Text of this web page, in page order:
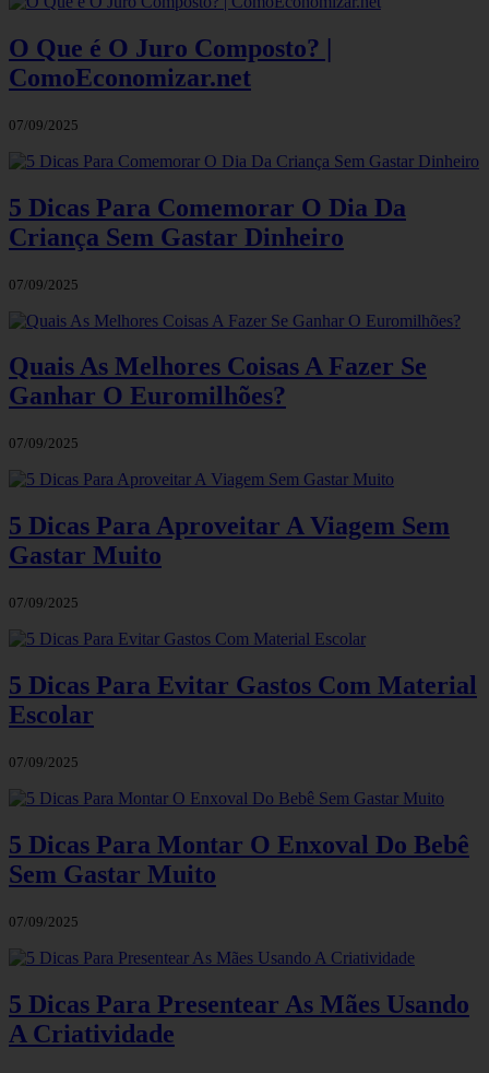
O Que é O Juro Composto? |
ComoEconomizar.net
07/09/2025
5 Dicas Para Comemorar O Dia Da
Criança Sem Gastar Dinheiro
07/09/2025
Quais As Melhores Coisas A Fazer Se
Ganhar O Euromilhões?
07/09/2025
5 Dicas Para Aproveitar A Viagem Sem
Gastar Muito
07/09/2025
5 Dicas Para Evitar Gastos Com Material
Escolar
07/09/2025
5 Dicas Para Montar O Enxoval Do Bebê
Sem Gastar Muito
07/09/2025
5 Dicas Para Presentear As Mães Usando
A Criatividade